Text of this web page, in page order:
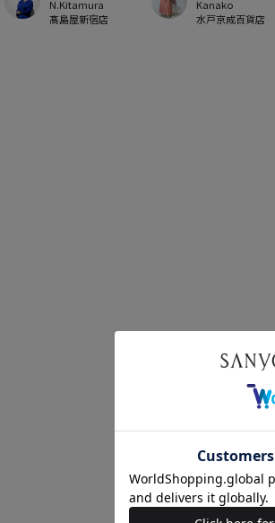
髙島屋新宿店
N.Kitamura
水戸京成百貨店
Kanako